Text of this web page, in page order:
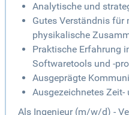
Analytische und
Gutes Verständnis für
physikalische
Praktische Erfahrung
Softwaretools und -
Ausgeprägte
Ausgezeichnetes
Als Ingenieur (m/w/d) -